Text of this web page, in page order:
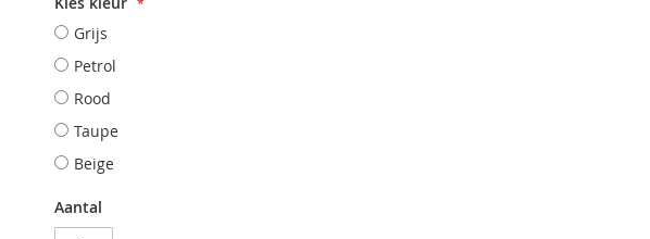
Grijs
Petrol
Rood
Taupe
Beige
Aantal